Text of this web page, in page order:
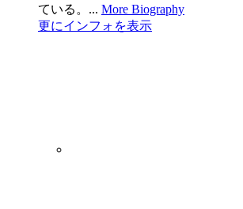
ている。... More Biography
更にインフォを表示